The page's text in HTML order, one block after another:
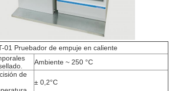
01 Pruebador de empuje en caliente
Ambiente ~ 250 °C
de
± 0,2°C